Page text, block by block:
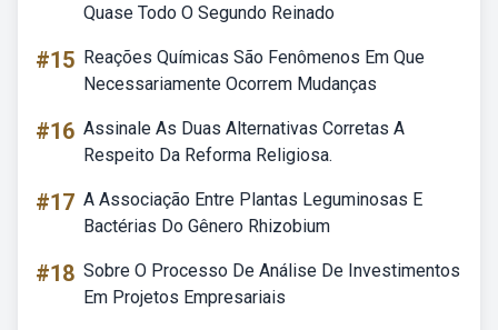
Quase Todo O Segundo Reinado
#15 Reações Químicas São Fenômenos Em Que
Necessariamente Ocorrem Mudanças
#16 Assinale As Duas Alternativas Corretas A
Respeito Da Reforma Religiosa.
#17 A Associação Entre Plantas Leguminosas E
Bactérias Do Gênero Rhizobium
#18 Sobre O Processo De Análise De Investimentos
Em Projetos Empresariais